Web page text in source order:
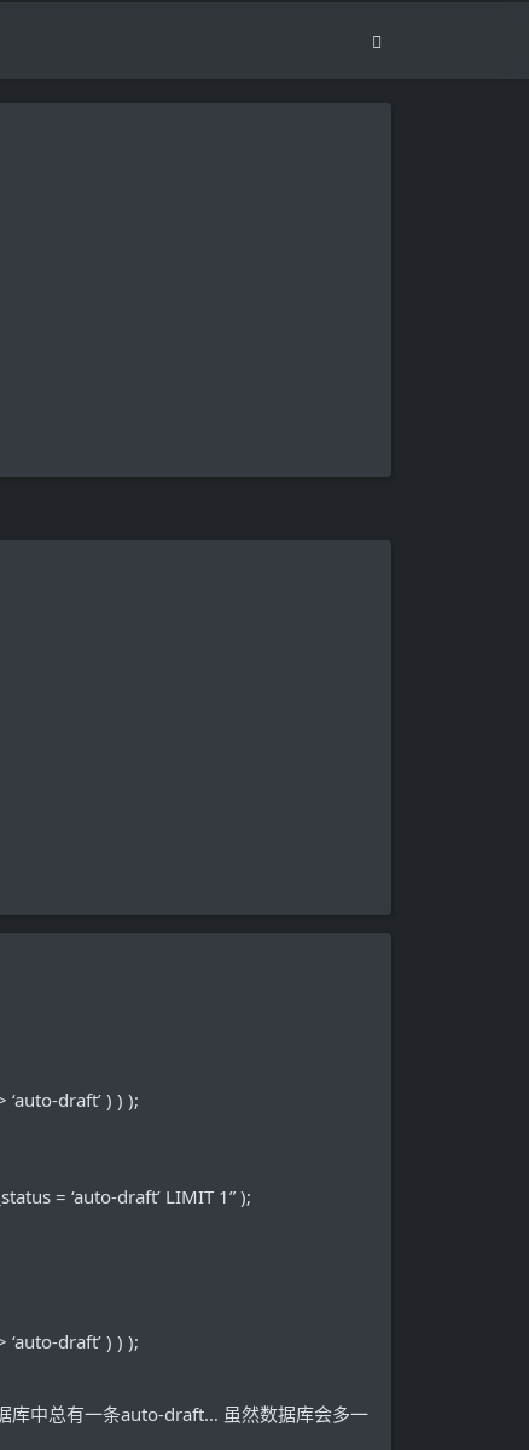
‘auto-draft’ ) ) );
= ‘auto-draft’ LIMIT 1” );
‘auto-draft’ ) ) );
库中总有一条auto-draft… 虽然数据库会多一